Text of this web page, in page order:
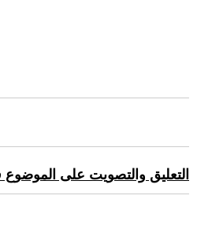
التعليق والتصويت على